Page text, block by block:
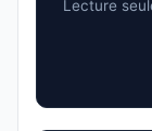
Lecture